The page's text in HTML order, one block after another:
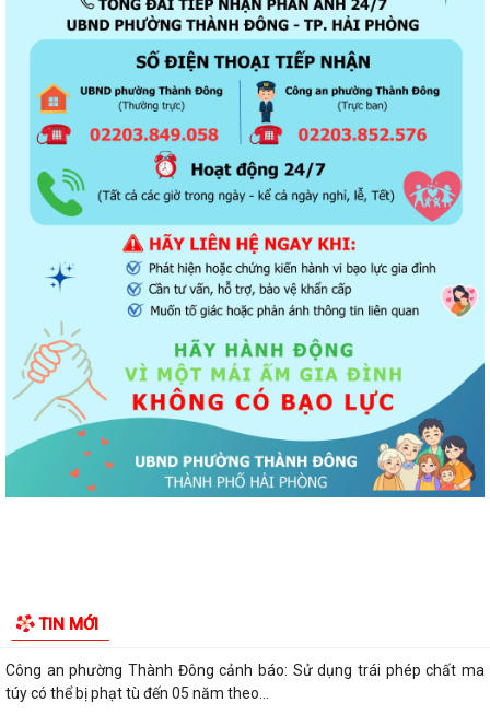
TIN MỚI
Thông báo về chương trình thu hồi để kiểm tra, khắc phục sự cố các
dòng xe mô tô Honda CB1000...
Kết quả Kỳ họp thứ 3 HĐND thành phố Hải Phòng khóa XIV, nhiệm kỳ
2021 - 2026
KHAI THÁC TÀI LIỆU SỐ VÀ CHATBOX AI TRỢ GIÚP PHÁP LUẬT
Đẩy mạnh tuyên truyền thực hiện Chương trình hành động của Thành
ủy về xây dựng và hoàn thiện nhà...
Tăng cường các giải pháp đấu tranh, ngăn chặn và xử lý hành vi xâm
phạm quyền sở hữu trí tuệ trên...
Ủy ban nhân dân phường Thành Đông thông báo về việc chấm dứt
hoạt động kinh doanh tại Chợ tạm Chi...
Đảng ủy phường Thành Đông đẩy mạnh tuyên truyền, thực hiện Nghị
quyết số 27-NQ/TW về xây dựng và...
Phường Thành Đông tăng cương phân loại chất thải rắn sinh hoạt tại
nguồn: Hành động nhỏ, ý nghĩa...
cứu, học tập, quán triệt và triển...
Công an phường Thành Đông cảnh báo: Sử dụng trái phép chất ma
túy có thể bị phạt tù đến 05 năm theo...